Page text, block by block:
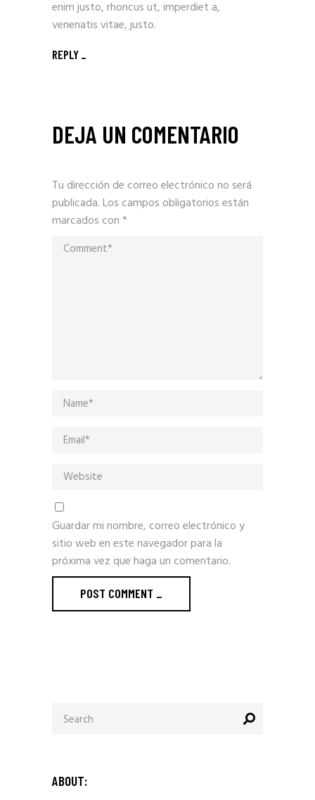
enim justo, rhoncus ut, imperdiet a,
venenatis vitae, justo.
REPLY
DEJA UN COMENTARIO
Tu dirección de correo electrónico no será
publicada.Los campos obligatorios están
marcados con*
Guardar mi nombre, correo electrónico y
sitio web en este navegador para la
próxima vez que haga un comentario.
POST COMMENT _
ABOUT: